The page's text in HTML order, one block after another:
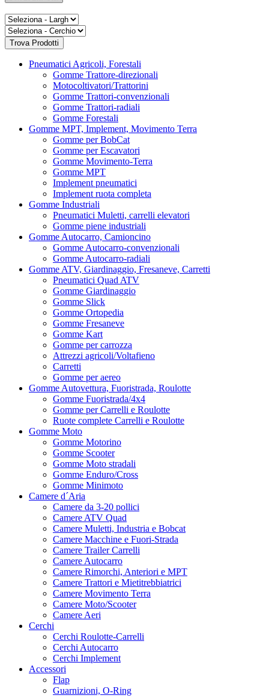
Pneumatici Agricoli, Forestali
Gomme Trattore-direzionali
Motocoltivatori/Trattorini
Gomme Trattori-convenzionali
Gomme Trattori-radiali
Gomme Forestali
Gomme MPT, Implement, Movimento Terra
Gomme per BobCat
Gomme per Escavatori
Gomme Movimento-Terra
Gomme MPT
Implement pneumatici
Implement ruota completa
Gomme Industriali
Pneumatici Muletti, carrelli elevatori
Gomme piene industriali
Gomme Autocarro, Camioncino
Gomme Autocarro-convenzionali
Gomme Autocarro-radiali
Gomme ATV, Giardinaggio, Fresaneve, Carretti
Pneumatici Quad ATV
Gomme Giardinaggio
Gomme Slick
Gomme Ortopedia
Gomme Fresaneve
Gomme Kart
Gomme per carrozza
Attrezzi agricoli/Voltafieno
Carretti
Gomme per aereo
Gomme Autovettura, Fuoristrada, Roulotte
Gomme Fuoristrada/4x4
Gomme per Carrelli e Roulotte
Ruote complete Carrelli e Roulotte
Gomme Moto
Gomme Motorino
Gomme Scooter
Gomme Moto stradali
Gomme Enduro/Cross
Gomme Minimoto
Camere d´Aria
Camere da 3-20 pollici
Camere ATV Quad
Camere Muletti, Industria e Bobcat
Camere Macchine e Fuori-Strada
Camere Trailer Carrelli
Camere Autocarro
Camere Rimorchi, Anteriori e MPT
Camere Trattori e Mietitrebbiatrici
Camere Movimento Terra
Camere Moto/Scooter
Camere Aeri
Cerchi
Cerchi Roulotte-Carrelli
Cerchi Autocarro
Cerchi Implement
Accessori
Flap
Guarnizioni, O-Ring